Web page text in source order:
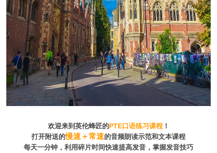
欢迎来到英伦蜂匠的PTE口语练习课程！
打开附送的慢速＋常速的音频朗读示范和文本课程
每天一分钟，利用碎片时间快速提高发音，掌握发音技巧